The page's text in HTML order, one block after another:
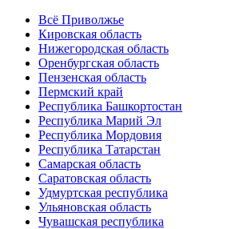
Всё Приволжье
Кировская область
Нижегородская область
Оренбургская область
Пензенская область
Пермский край
Республика Башкортостан
Республика Марий Эл
Республика Мордовия
Республика Татарстан
Самарская область
Саратовская область
Удмуртская республика
Ульяновская область
Чувашская республика